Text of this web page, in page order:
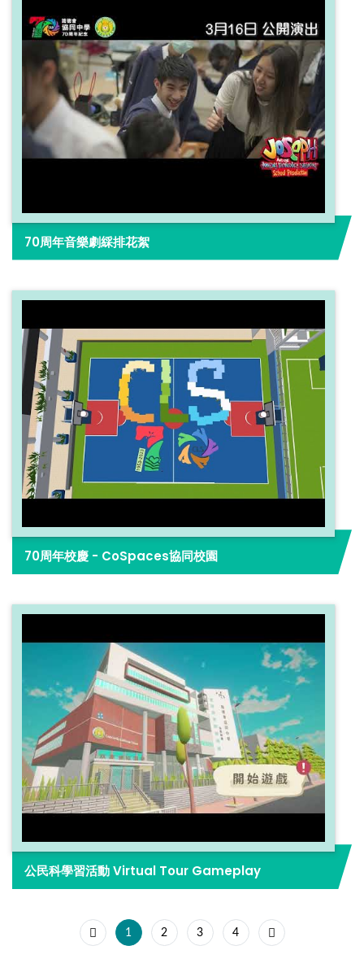
70周年音樂劇綵排花絮
70周年校慶 - CoSpaces協同校園
公民科學習活動 Virtual Tour Gameplay
1 2 3 4